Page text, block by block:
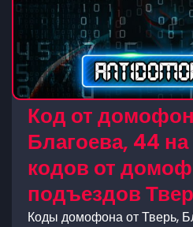
Код от
Благоева, 44
кодов от
подъездов
Коды домофона от Тверь,